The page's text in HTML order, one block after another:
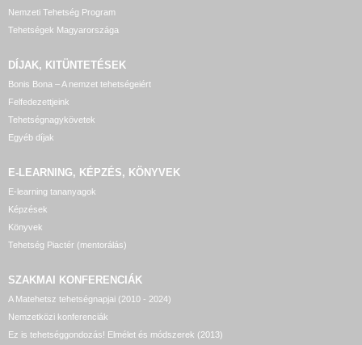
Nemzeti Tehetség Program
Tehetségek Magyarországa
DÍJAK, KITÜNTETÉSEK
Bonis Bona – A nemzet tehetségeiért
Felfedezettjeink
Tehetségnagykövetek
Egyéb díjak
E-LEARNING, KÉPZÉS, KÖNYVEK
E-learning tananyagok
Képzések
Könyvek
Tehetség Piactér (mentorálás)
SZAKMAI KONFERENCIÁK
A Matehetsz tehetségnapjai (2010 - 2024)
Nemzetközi konferenciák
Ez is tehetséggondozás! Elmélet és módszerek (2013)